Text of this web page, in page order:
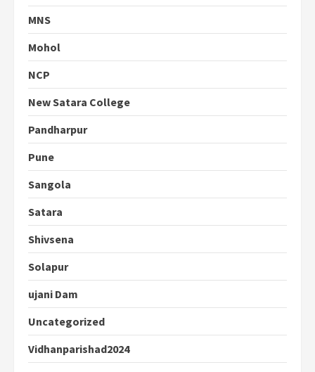
MNS
Mohol
NCP
New Satara College
Pandharpur
Pune
Sangola
Satara
Shivsena
Solapur
ujani Dam
Uncategorized
Vidhanparishad2024